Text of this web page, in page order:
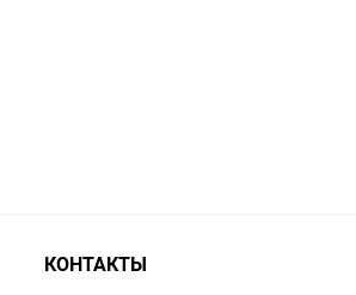
КОНТАКТЫ